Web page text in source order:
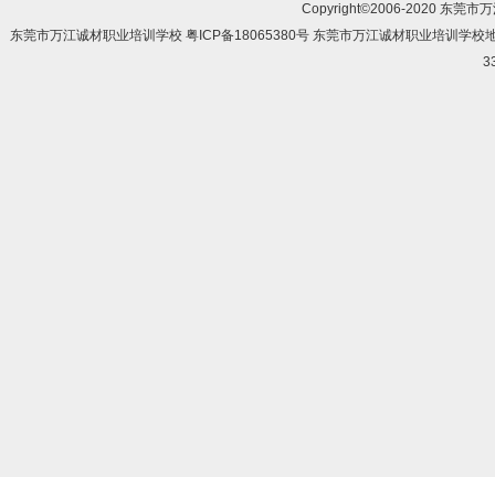
Copyright©2006-2020 东莞市
东莞市万江诚材职业培训学校 粤ICP备18065380号 东莞市万江诚材职业培训学